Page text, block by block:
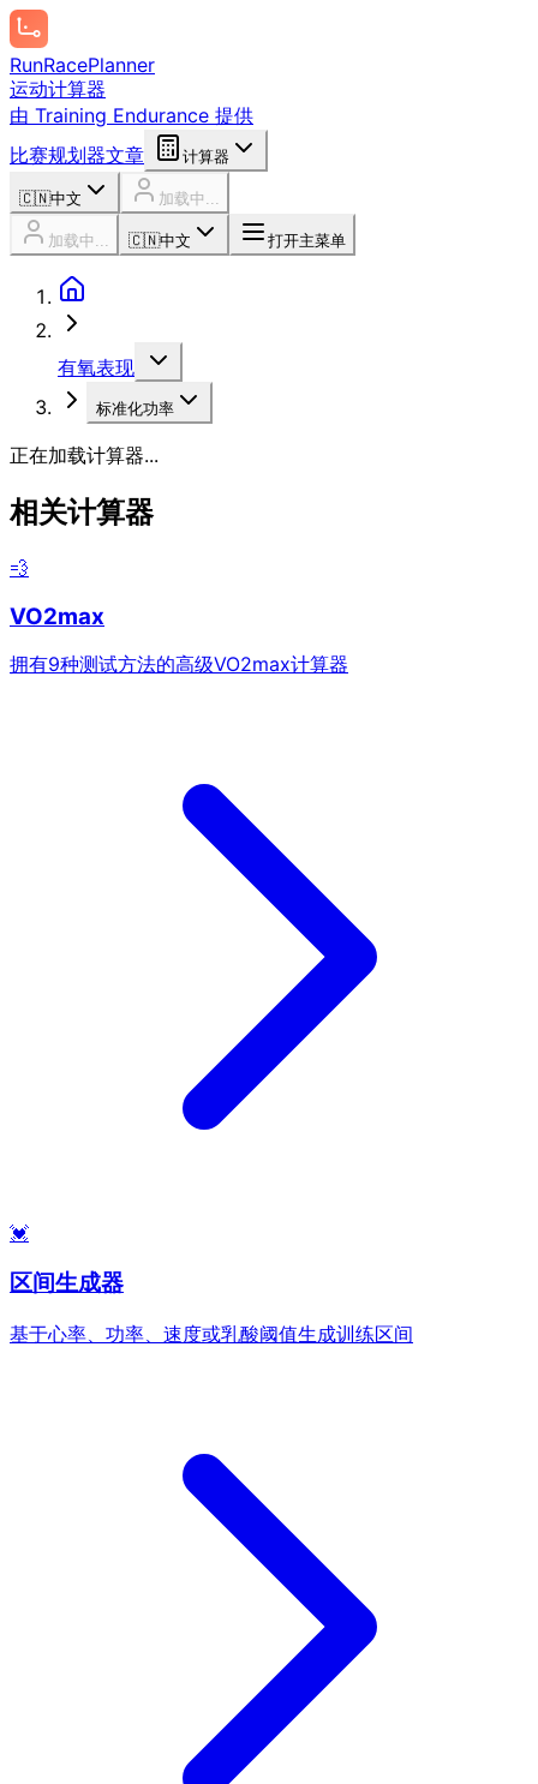
RunRacePlanner
运动计算器
由 Training Endurance 提供
比赛规划器文章 计算器
🇨🇳中文 加载中...
加载中... 🇨🇳中文 打开主菜单
有氧表现
标准化功率
正在加载计算器...
相关计算器
💨
VO2max
拥有9种测试方法的高级VO2max计算器
💓
区间生成器
基于心率、功率、速度或乳酸阈值生成训练区间